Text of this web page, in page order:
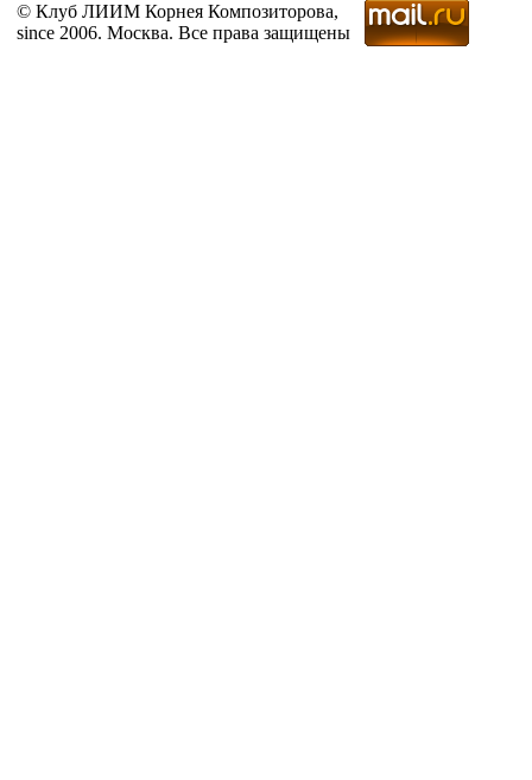
© Клуб ЛИИМ Корнея Композиторова,
since 2006. Москва. Все права защищены